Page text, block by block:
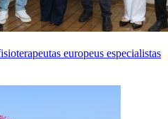
europeus especialistas